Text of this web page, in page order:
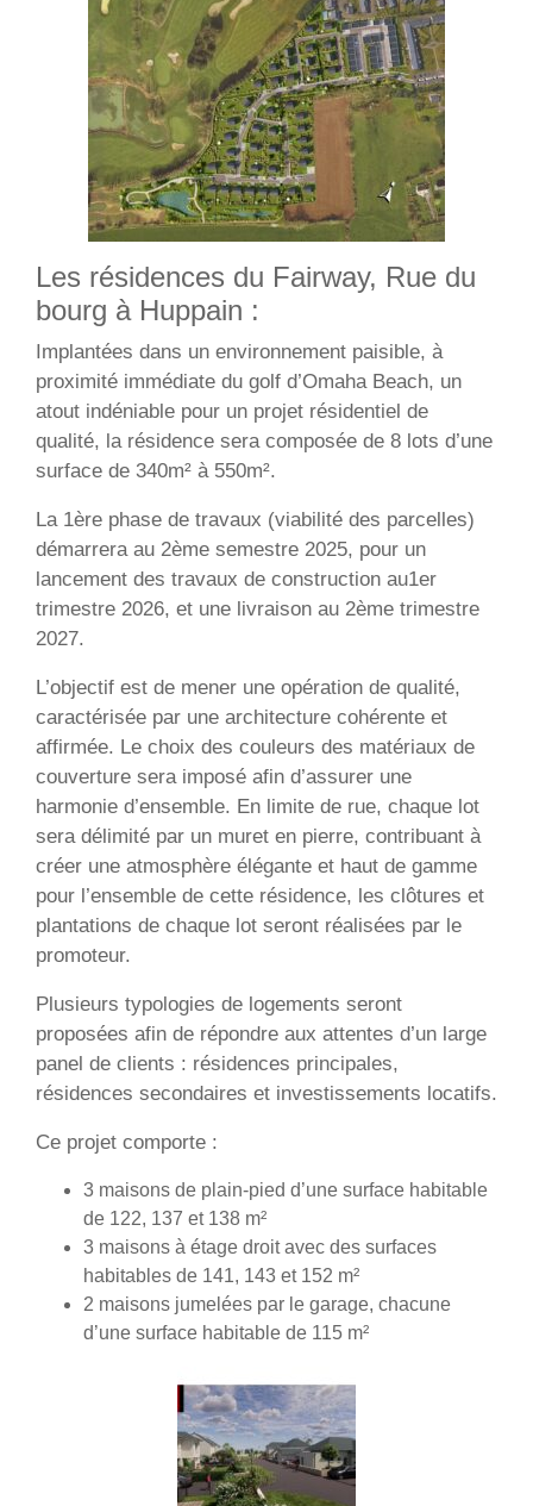
Les résidences du Fairway, Rue du
bourg à Huppain :
Implantées dans un environnement paisible, à
proximité immédiate du golf d’Omaha Beach, un
atout indéniable pour un projet résidentiel de
qualité, la résidence sera composée de 8 lots d’une
surface de 340m² à 550m².
La 1ère phase de travaux (viabilité des parcelles)
démarrera au 2ème semestre 2025, pour un
lancement des travaux de construction au1er
trimestre 2026, et une livraison au 2ème trimestre
2027.
L’objectif est de mener une opération de qualité,
caractérisée par une architecture cohérente et
affirmée. Le choix des couleurs des matériaux de
couverture sera imposé afin d’assurer une
harmonie d’ensemble. En limite de rue, chaque lot
sera délimité par un muret en pierre, contribuant à
créer une atmosphère élégante et haut de gamme
pour l’ensemble de cette résidence, les clôtures et
plantations de chaque lot seront réalisées par le
promoteur.
Plusieurs typologies de logements seront
proposées afin de répondre aux attentes d’un large
panel de clients : résidences principales,
résidences secondaires et investissements locatifs.
Ce projet comporte :
3 maisons de plain-pied d’une surface habitable
de 122, 137 et 138 m²
3 maisons à étage droit avec des surfaces
habitables de 141, 143 et 152 m²
2 maisons jumelées par le garage, chacune
d’une surface habitable de 115 m²